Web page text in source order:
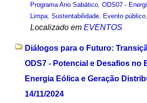
Programa Ano Sabático, ODS07 -
Limpa, Sustentabilidade, Evento público,
Localizado em EVENTOS
Diálogos para o Futuro:
ODS7 - Potencial e Desafios no
Energia Eólica e Geração
14/11/2024